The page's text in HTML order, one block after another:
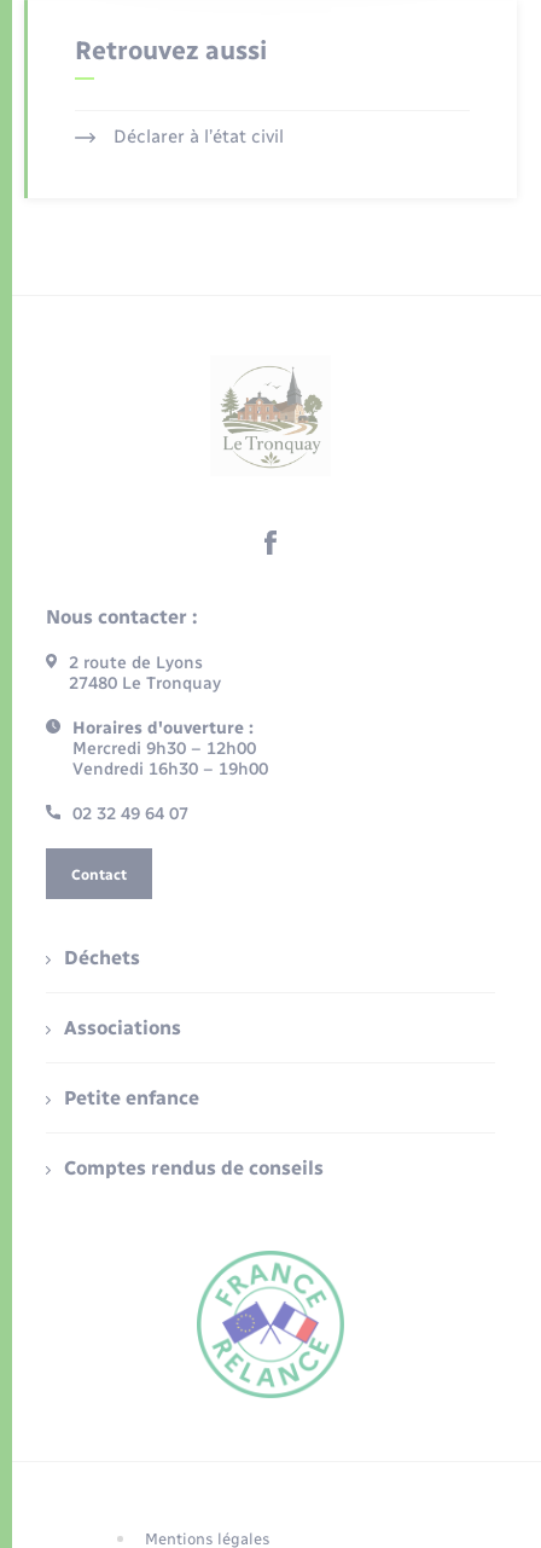
Retrouvez aussi
Déclarer à l’état civil
Nous contacter :
2 route de Lyons
27480 Le Tronquay
Horaires d'ouverture :
Mercredi 9h30 – 12h00
Vendredi 16h30 – 19h00
02 32 49 64 07
Contact
Déchets
Associations
Petite enfance
Comptes rendus de conseils
Mentions légales